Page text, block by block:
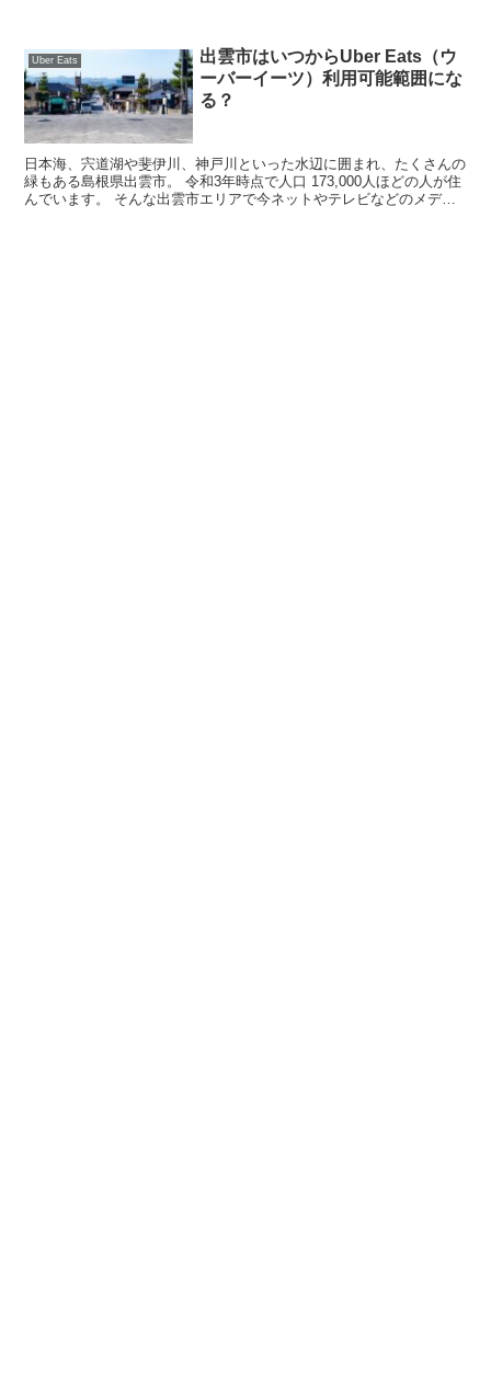
Uber Eats
出雲市はいつからUber Eats（ウ
ーバーイーツ）利用可能範囲にな
る？
日本海、宍道湖や斐伊川、神戸川といった水辺に囲まれ、たくさんの
緑もある島根県出雲市。 令和3年時点で人口 173,000人ほどの人が住
んでいます。 そんな出雲市エリアで今ネットやテレビなどのメディ